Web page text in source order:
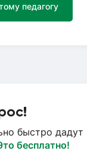
педагогу
быстро дадут
бесплатно!